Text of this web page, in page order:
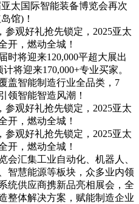
太国际智能装备博览会再次
馆)！
将迎来120,000平超大展出
将迎来170,000+专业买家。
盖智能制造行业全品类，7
领智能智造风潮！
汇集工业自动化、机器人、
智慧能源等板块，众多业内领
统供应商携新品亮相展会，全
整体解决方案，赋能制造企业